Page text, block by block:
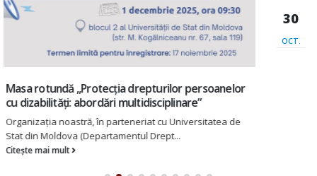
Rezultatele finale ale Recensământului Populației și
Locuințelor (RPL) 2024 cu privire la dificultățile
populației în desfășurarea activităților din viața de
zi cu zi
La data de 30 septembrie 2025, membrii Alianței
Organizațiilor pentru Persoane cu...
Citește mai mult